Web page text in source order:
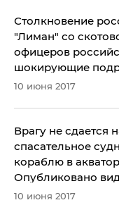
Столкновение
"Лиман" со
офицеров
шокирующие
10 июня 2017
​Врагу не сдается
спасательное
кораблю в
Опубликовано
10 июня 2017